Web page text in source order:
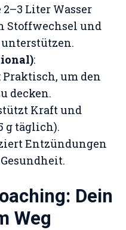
2–3 Liter Wasser
Stoffwechsel und
:
: Praktisch, um den
decken.
Kraft und
g täglich).
Entzündungen
Dein
Weg